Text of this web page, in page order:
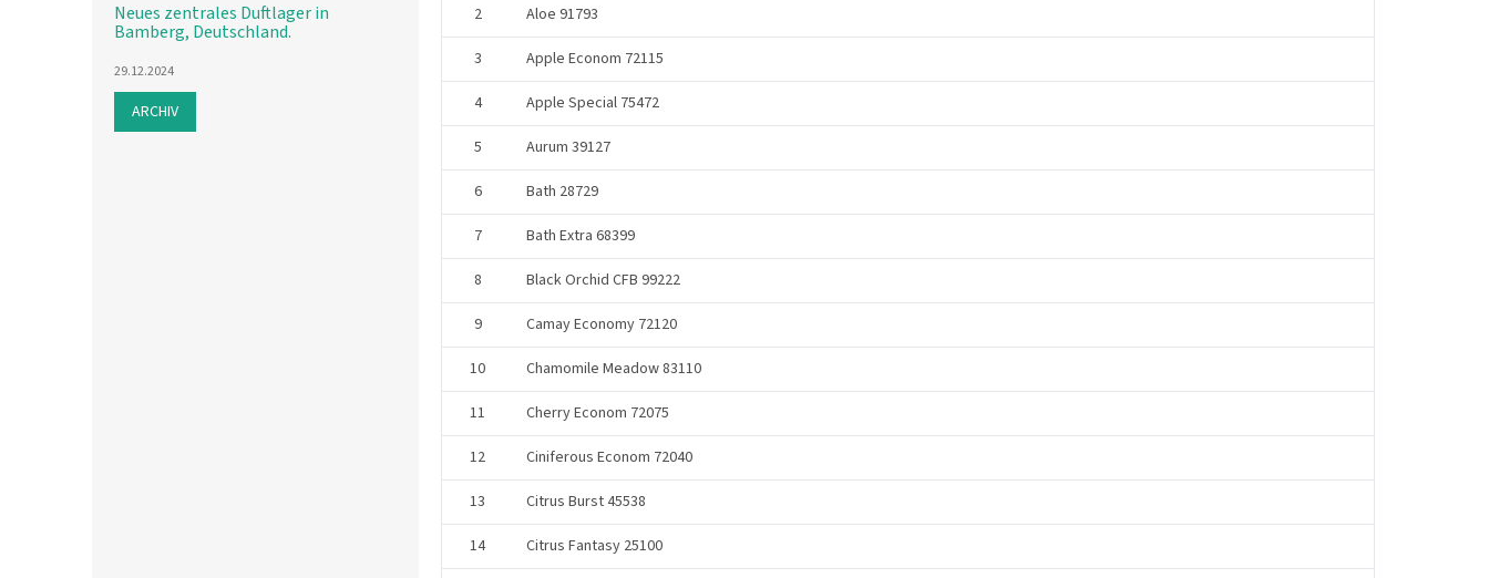
Neues zentrales Duftlager in
Bamberg, Deutschland.
29.12.2024
ARCHIV
2
Aloe 91793
3
Apple Econom 72115
4
Apple Special 75472
5
Aurum 39127
6
Bath 28729
7
Bath Extra 68399
8
Black Orchid CFB 99222
9
Camay Economy 72120
10
Chamomile Meadow 83110
11
Cherry Econom 72075
12
Ciniferous Econom 72040
13
Citrus Burst 45538
14
Citrus Fantasy 25100